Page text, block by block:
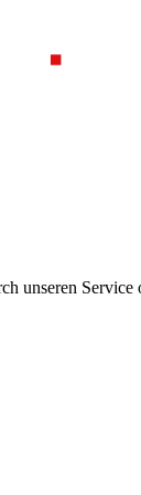
unseren